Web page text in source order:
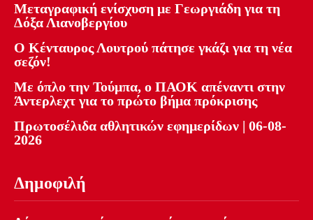
Μεταγραφική ενίσχυση με Γεωργιάδη για τη
Δόξα Λιανοβεργίου
Ο Κένταυρος Λουτρού πάτησε γκάζι για τη νέα
σεζόν!
Με όπλο την Τούμπα, ο ΠΑΟΚ απέναντι στην
Άντερλεχτ για το πρώτο βήμα πρόκρισης
Πρωτοσέλιδα αθλητικών εφημερίδων | 06-08-
2026
Δημοφιλή